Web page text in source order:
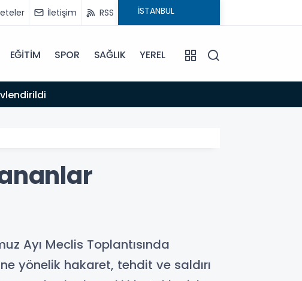
İletişim RSS
EĞİTİM SPOR SAĞLIK YEREL
Ayı Meclis Toplantısında
yönelik hakaret, tehdit ve saldırı